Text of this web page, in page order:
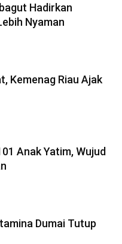
Hadirkan
Nyaman
Kemenag Riau Ajak
Anak Yatim, Wujud
Dumai Tutup